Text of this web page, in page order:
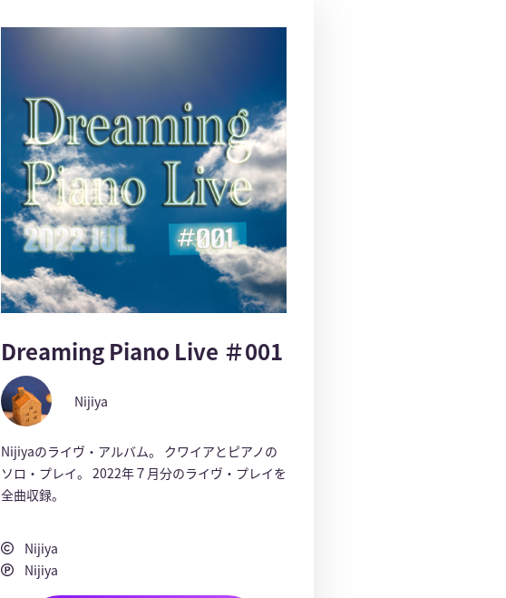
Dreaming Piano Live ＃001
Nijiya
Nijiyaのライヴ・アルバム。 クワイアとピアノの
ソロ・プレイ。 2022年７月分のライヴ・プレイを
全曲収録。
Nijiya
Nijiya